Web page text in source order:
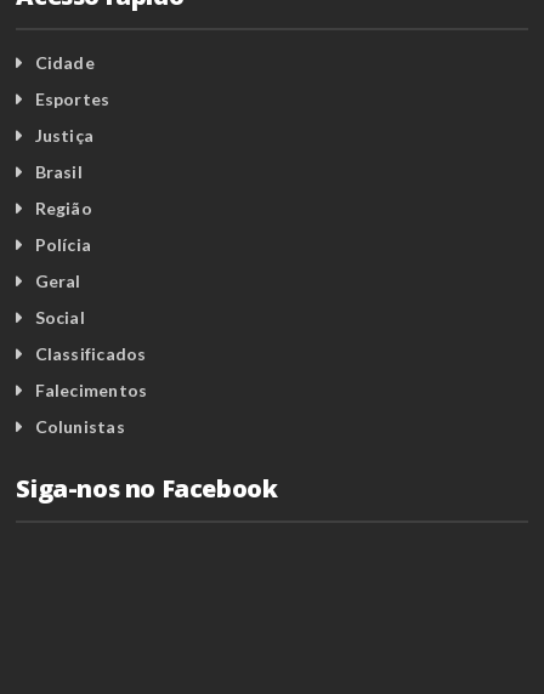
Cidade
Esportes
Justiça
Brasil
Região
Polícia
Geral
Social
Classificados
Falecimentos
Colunistas
Siga-nos no Facebook